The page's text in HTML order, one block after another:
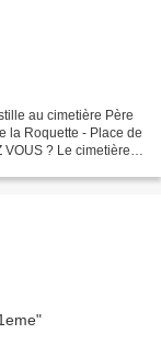
au cimetière Père
la Roquette - Place de
VOUS ? Le cimetière